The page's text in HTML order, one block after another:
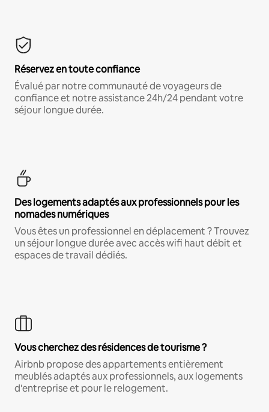
Réservez en toute confiance
Évalué par notre communauté de voyageurs de
confiance et notre assistance 24h/24 pendant votre
séjour longue durée.
Des logements adaptés aux professionnels pour les
nomades numériques
Vous êtes un professionnel en déplacement ? Trouvez
un séjour longue durée avec accès wifi haut débit et
espaces de travail dédiés.
Vous cherchez des résidences de tourisme ?
Airbnb propose des appartements entièrement
meublés adaptés aux professionnels, aux logements
d'entreprise et pour le relogement.